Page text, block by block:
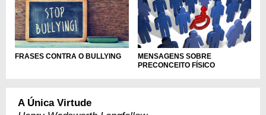
FRASES CONTRA O BULLYING
MENSAGENS SOBRE
PRECONCEITO FÍSICO
A Única Virtude